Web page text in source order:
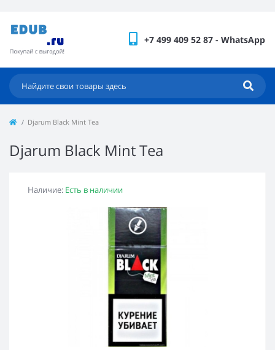
+7 499 409 52 87 - WhatsApp
Djarum Black Mint Tea
Djarum Black Mint Tea
Наличие: Есть в наличии